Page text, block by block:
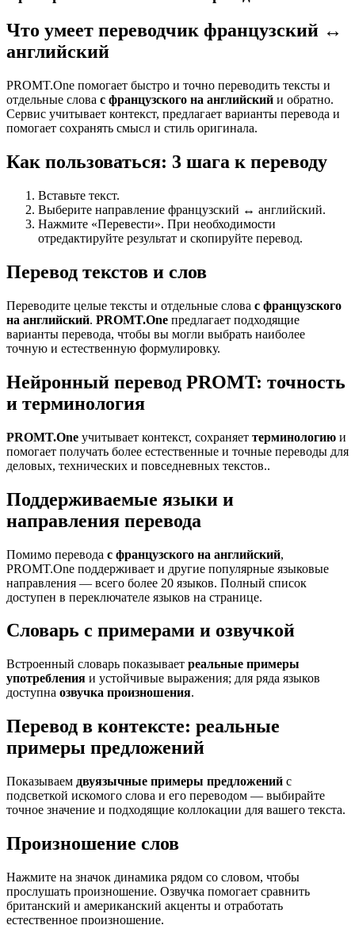
Что умеет переводчик французский ↔
английский
PROMT.One помогает быстро и точно переводить тексты и
отдельные слова с французского на английский и обратно.
Сервис учитывает контекст, предлагает варианты перевода и
помогает сохранять смысл и стиль оригинала.
Как пользоваться: 3 шага к переводу
Вставьте текст.
Выберите направление французский ↔ английский.
Нажмите «Перевести». При необходимости
отредактируйте результат и скопируйте перевод.
Перевод текстов и слов
Переводите целые тексты и отдельные слова с французского
на английский. PROMT.One предлагает подходящие
варианты перевода, чтобы вы могли выбрать наиболее
точную и естественную формулировку.
Нейронный перевод PROMT: точность
и терминология
PROMT.One учитывает контекст, сохраняет терминологию и
помогает получать более естественные и точные переводы для
деловых, технических и повседневных текстов..
Поддерживаемые языки и
направления перевода
Помимо перевода с французского на английский,
PROMT.One поддерживает и другие популярные языковые
направления — всего более 20 языков. Полный список
доступен в переключателе языков на странице.
Словарь с примерами и озвучкой
Встроенный словарь показывает реальные примеры
употребления и устойчивые выражения; для ряда языков
доступна озвучка произношения.
Перевод в контексте: реальные
примеры предложений
Показываем двуязычные примеры предложений с
подсветкой искомого слова и его переводом — выбирайте
точное значение и подходящие коллокации для вашего текста.
Произношение слов
Нажмите на значок динамика рядом со словом, чтобы
прослушать произношение. Озвучка помогает сравнить
британский и американский акценты и отработать
естественное произношение.